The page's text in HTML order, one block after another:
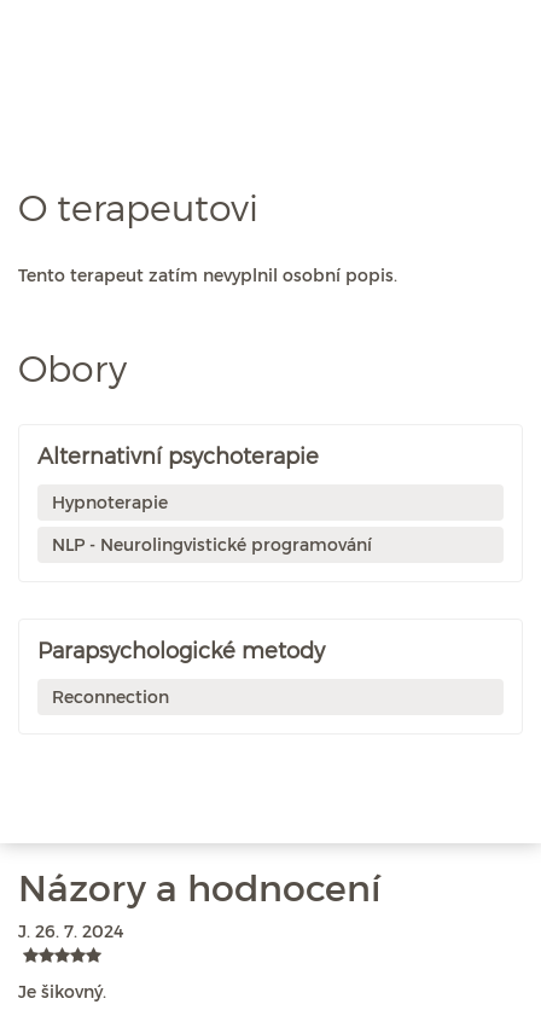
O terapeutovi
Tento terapeut zatím nevyplnil osobní popis.
Obory
Alternativní psychoterapie
Hypnoterapie
NLP - Neurolingvistické programování
Parapsychologické metody
Reconnection
Názory a hodnocení
J. 26. 7. 2024
Je šikovný.